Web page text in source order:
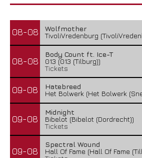
08-08
Wolfmother
TivoliVredenburg
08-08
Body Count ft. Ice-T
013 (013 (Tilburg))
Tickets
09-08
Hatebreed
Het Bolwerk (Het Bolwerk
09-08
Midnight
Bibelot (Bibelot (Dordrecht))
Tickets
09-08
Spectral Wound
Hall Of Fame (Hall Of Fame